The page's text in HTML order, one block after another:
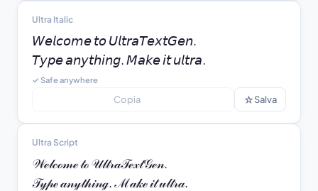
Ultra Italic
𝘞𝘦𝘭𝘤𝘰𝘮𝘦 𝘵𝘰 𝘜𝘭𝘵𝘳𝘢𝘛𝘦𝘹𝘵𝘎𝘦𝘯.
𝘛𝘺𝘱𝘦 𝘢𝘯𝘺𝘵𝘩𝘪𝘯𝘨. 𝘔𝘢𝘬𝘦 𝘪𝘵 𝘶𝘭𝘵𝘳𝘢.
✓ Safe anywhere
Copia ☆Salva
Ultra Script
𝒲ℯ𝓁𝒸ℴ𝓂ℯ 𝓉ℴ 𝒰𝓁𝓉𝓇𝒶𝒯ℯ𝓍𝓉𝒢ℯ𝓃.
𝒯𝓎𝓅ℯ 𝒶𝓃𝓎𝓉𝒽𝒾𝓃ℊ. ℳ𝒶𝓀ℯ 𝒾𝓉 𝓊𝓁𝓉𝓇𝒶.